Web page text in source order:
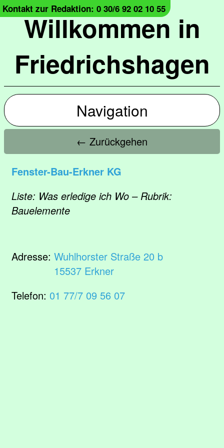
Willkommen in
Friedrichshagen
Kontakt zur Redaktion: 0 30/6 92 02 10 55
Navigation
← Zurückgehen
Fenster-Bau-Erkner KG
Liste: Was erledige ich Wo – Rubrik:
Bauelemente
Adresse: Wuhlhorster Straße 20 b
15537 Erkner
Telefon: 01 77/7 09 56 07